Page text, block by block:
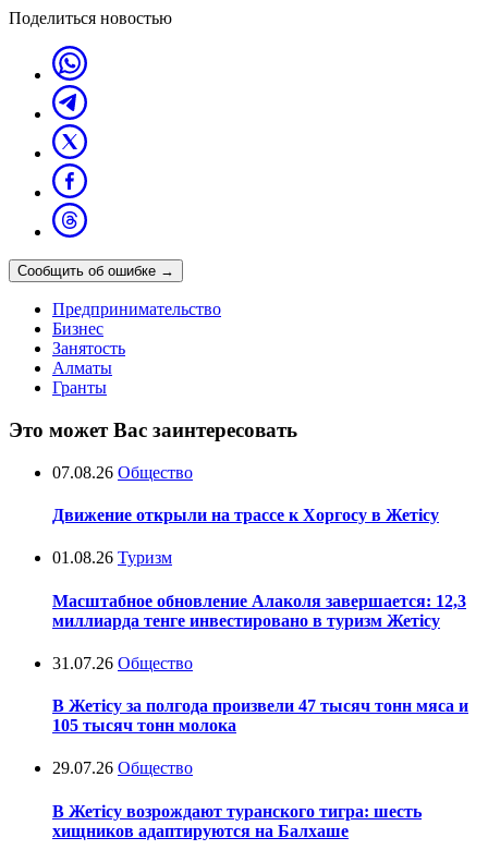
Поделиться новостью
Сообщить об ошибке →
Предпринимательство
Бизнес
Занятость
Алматы
Гранты
Это может Вас заинтересовать
07.08.26 Общество
Движение открыли на трассе к Хоргосу в Жетісу
01.08.26 Туризм
Масштабное обновление Алаколя завершается: 12,3
миллиарда тенге инвестировано в туризм Жетісу
31.07.26 Общество
В Жетісу за полгода произвели 47 тысяч тонн мяса и
105 тысяч тонн молока
29.07.26 Общество
В Жетісу возрождают туранского тигра: шесть
хищников адаптируются на Балхаше